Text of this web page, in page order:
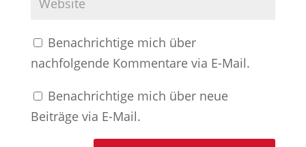
Benachrichtige mich über
nachfolgende Kommentare via E-Mail.
Benachrichtige mich über neue
Beiträge via E-Mail.